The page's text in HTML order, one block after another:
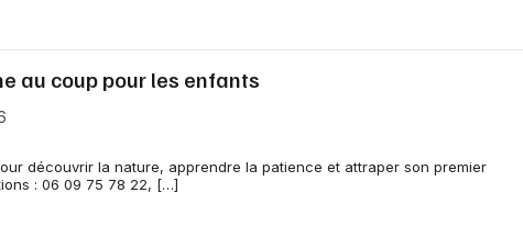
au coup pour les enfants
découvrir la nature, apprendre la patience et attraper son premier
: 06 09 75 78 22, […]